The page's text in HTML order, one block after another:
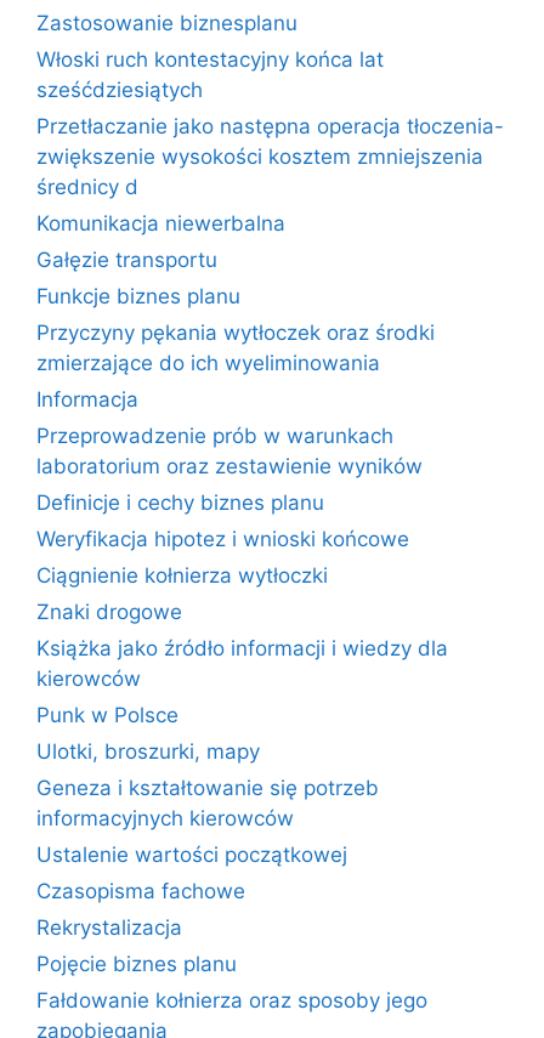
Zastosowanie biznesplanu
Włoski ruch kontestacyjny końca lat
sześćdziesiątych
Przetłaczanie jako następna operacja tłoczenia-
zwiększenie wysokości kosztem zmniejszenia
średnicy d
Komunikacja niewerbalna
Gałęzie transportu
Funkcje biznes planu
Przyczyny pękania wytłoczek oraz środki
zmierzające do ich wyeliminowania
Informacja
Przeprowadzenie prób w warunkach
laboratorium oraz zestawienie wyników
Definicje i cechy biznes planu
Weryfikacja hipotez i wnioski końcowe
Ciągnienie kołnierza wytłoczki
Znaki drogowe
Książka jako źródło informacji i wiedzy dla
kierowców
Punk w Polsce
Ulotki, broszurki, mapy
Geneza i kształtowanie się potrzeb
informacyjnych kierowców
Ustalenie wartości początkowej
Czasopisma fachowe
Rekrystalizacja
Pojęcie biznes planu
Fałdowanie kołnierza oraz sposoby jego
zapobiegania